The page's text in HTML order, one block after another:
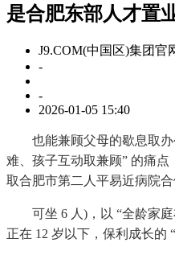
是合肥东部人才置
J9.COM(中国区)集团官
-
-
2026-01-05 15:40
也能兼顾父母的歇息取办公
难、孩子互动取兼顾” 的痛点
取合肥市第二人平易近病院合
可坐 6 人)，以 “全龄家庭
正在 12 岁以下，保利成长的